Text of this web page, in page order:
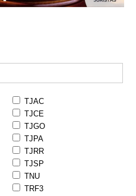
TJAC
TJCE
TJGO
TJPA
TJRR
TJSP
TNU
TRF3